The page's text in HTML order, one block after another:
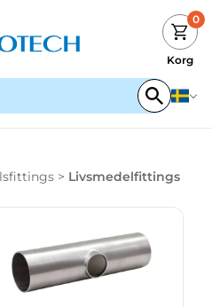
0
Korg
> Livsmedelfittings